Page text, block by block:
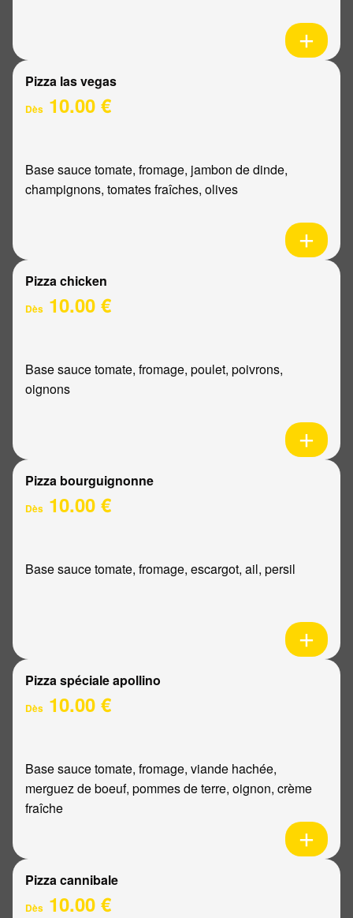
Pizza las vegas
Dès 10.00 €
Base sauce tomate, fromage, jambon de dinde,
champignons, tomates fraîches, olives
Pizza chicken
Dès 10.00 €
Base sauce tomate, fromage, poulet, poivrons,
oignons
Pizza bourguignonne
Dès 10.00 €
Base sauce tomate, fromage, escargot, ail, persil
Pizza spéciale apollino
Dès 10.00 €
Base sauce tomate, fromage, viande hachée,
merguez de boeuf, pommes de terre, oignon, crème
fraîche
Pizza cannibale
Dès 10.00 €